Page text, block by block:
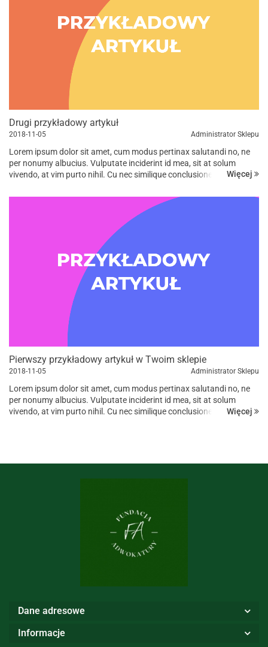
Drugi przykładowy artykuł
2018-11-05 Administrator Sklepu
Lorem ipsum dolor sit amet, cum modus pertinax salutandi no, ne
per nonumy albucius. Vulputate inciderint id mea, sit at solum
vivendo, at vim purto nihil. Cu nec similique conclusionemque, in vis
Więcej
Pierwszy przykładowy artykuł w Twoim sklepie
2018-11-05 Administrator Sklepu
Lorem ipsum dolor sit amet, cum modus pertinax salutandi no, ne
per nonumy albucius. Vulputate inciderint id mea, sit at solum
vivendo, at vim purto nihil. Cu nec similique conclusionemque, in vis
Więcej
Dane adresowe
Informacje